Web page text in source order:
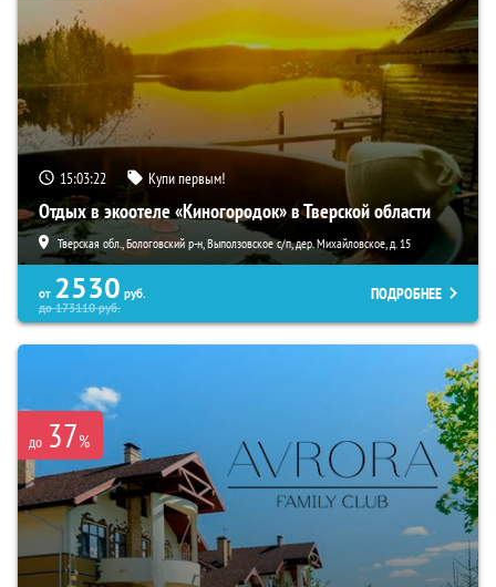
15:03:21 Купи первым!
Отдых в экоотеле «Киногородок» в Тверской области
Тверская обл., Бологовский р-н, Выползовское с/п, дер. Михайловское, д. 15
от 2530 руб.
до173110руб.
ПОДРОБНЕЕ
до 37%